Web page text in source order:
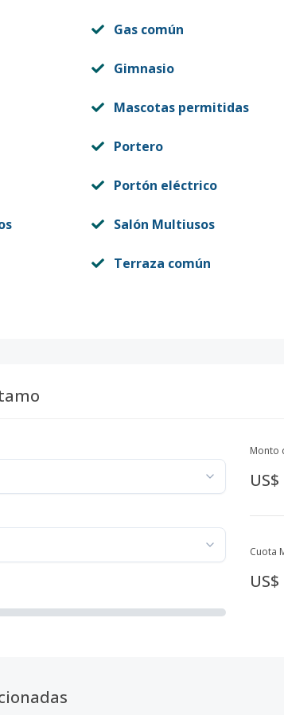
Gas común
Gimnasio
Mascotas permitidas
Portero
Portón eléctrico
Salón Multiusos
Terraza común
Monto
Cuota
US$